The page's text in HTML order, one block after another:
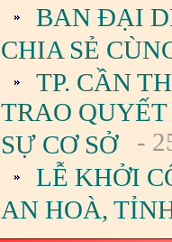
BAN ĐẠI
CHIA SẺ
TP. CẦN
TRAO
SỰ CƠ SỞ
-
LỄ KHỞI
AN HOÀ,